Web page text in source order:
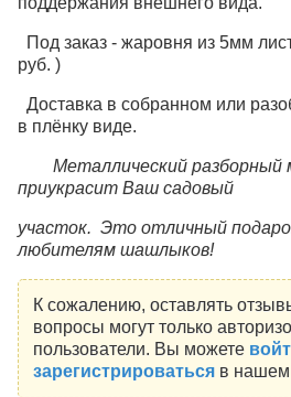
Под заказ - жаровня из 5мм
руб. )
Доставка в собранном или
в плёнку виде.
Металлический разборный
приукрасит Ваш садовый
участок. Это отличный
любителям шашлыков!
К сожалению, оставлять
вопросы могут только
пользователи. Вы можете
зарегистрироватьсяв нашем